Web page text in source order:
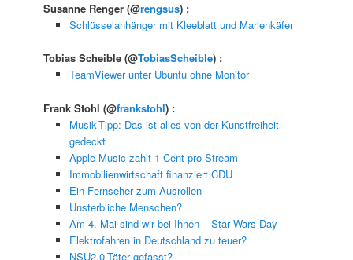
Susanne Renger(@rengsus) :
Schlüsselanhänger mit Kleeblatt und Marienkäfer
Tobias Scheible(@TobiasScheible) :
TeamViewer unter Ubuntu ohne Monitor
Frank Stohl(@frankstohl) :
Musik-Tipp: Das ist alles von der Kunstfreiheit
gedeckt
Apple Music zahlt 1 Cent pro Stream
Immobilienwirtschaft finanziert CDU
Ein Fernseher zum Ausrollen
Unsterbliche Menschen?
Am 4. Mai sind wir bei Ihnen – Star Wars-Day
Elektrofahren in Deutschland zu teuer?
NSU2.0-Täter gefasst?